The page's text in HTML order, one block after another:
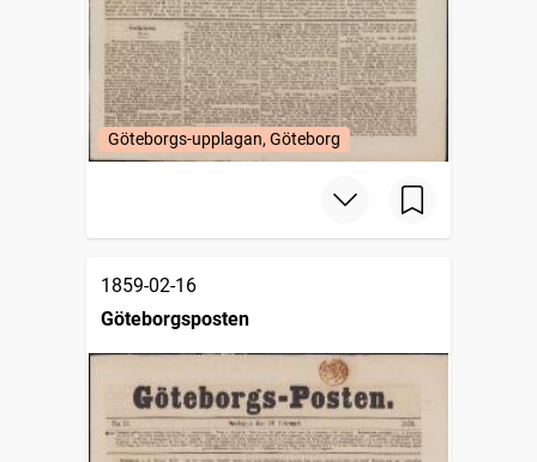
Göteborgs-upplagan, Göteborg
1859-02-16
Göteborgsposten